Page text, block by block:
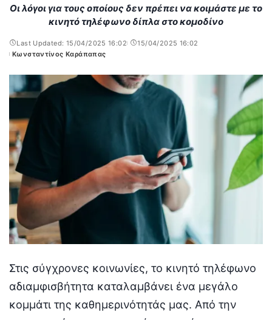
Οι λόγοι για τους οποίους δεν πρέπει να κοιμάστε με το
κινητό τηλέφωνο δίπλα στο κομοδίνο
Last Updated: 15/04/2025 16:02
15/04/2025 16:02
Posted
Κωνσταντίνος Καράπαπας
Στις σύγχρονες κοινωνίες, το κινητό τηλέφωνο
αδιαμφισβήτητα καταλαμβάνει ένα μεγάλο
κομμάτι της καθημερινότητάς μας. Από την